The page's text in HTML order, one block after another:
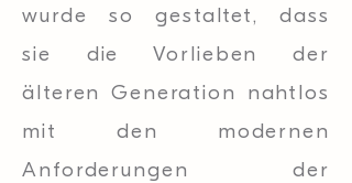
wurde so gestaltet, dass
sie die Vorlieben der
älteren Generation nahtlos
mit den modernen
Anforderungen der